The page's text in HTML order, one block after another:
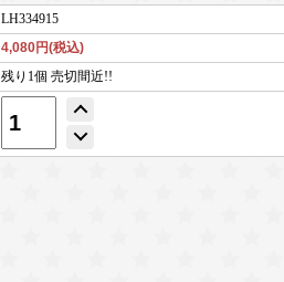
LH334915
4,080円(税込)
残り1個 売切間近!!